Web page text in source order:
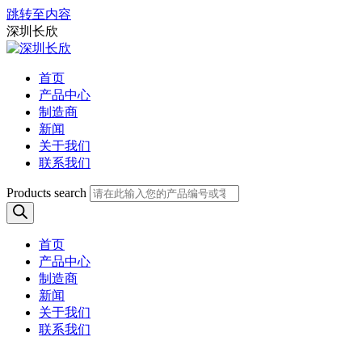
跳转至内容
深圳长欣
首页
产品中心
制造商
新闻
关于我们
联系我们
Products search
首页
产品中心
制造商
新闻
关于我们
联系我们